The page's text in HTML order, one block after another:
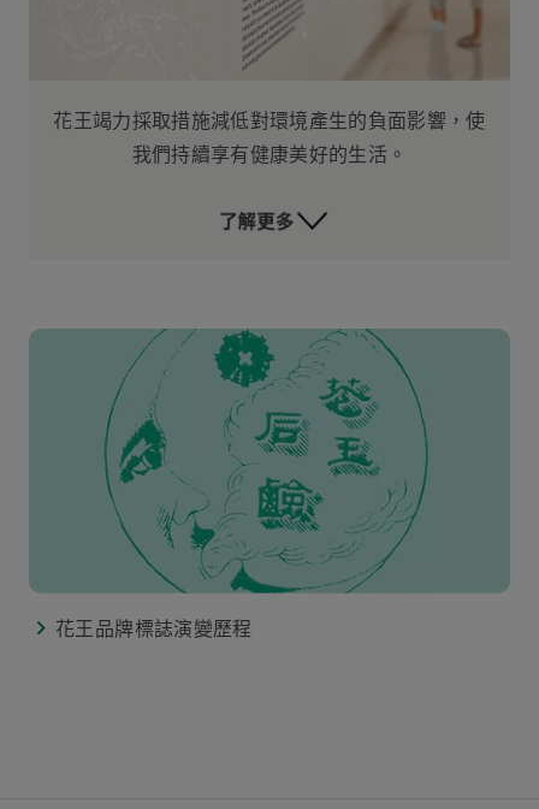
花王竭力採取措施減低對環境產生的負面影響，使
我們持續享有健康美好的生活。
花王品牌標誌演變歷程